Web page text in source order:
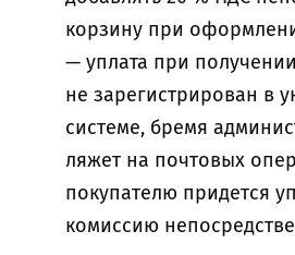
корзину при
— уплата при
не зарегистрирован в
системе, бремя
ляжет на почтовых
покупателю придется
комиссию